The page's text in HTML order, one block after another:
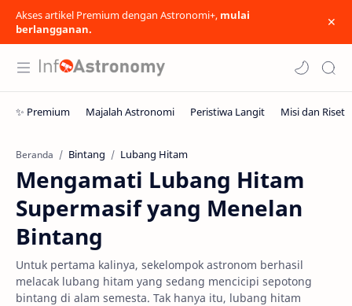
Akses artikel Premium dengan Astronomi+, mulai
berlangganan.
Beranda Bintang Lubang Hitam
Mengamati Lubang Hitam
Supermasif yang Menelan
Bintang
Untuk pertama kalinya, sekelompok astronom berhasil
melacak lubang hitam yang sedang mencicipi sepotong
bintang di alam semesta. Tak hanya itu, lubang hitam